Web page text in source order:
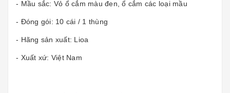
- Mầu sắc: Vỏ ổ cắm màu đen, ổ cắm các loại mầu
- Đóng gói: 10 cái / 1 thùng
- Hãng sản xuất: Lioa
- Xuất xứ: Việt Nam